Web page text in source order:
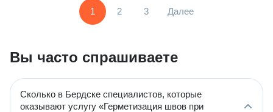
1 2 3 Далее
Вы часто спрашиваете
Сколько в Бердске специалистов, которые
оказывают услугу «Герметизация швов при